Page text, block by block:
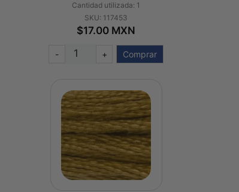
Cantidad utilizada: 1
SKU: 117453
$17.00 MXN
- + Comprar